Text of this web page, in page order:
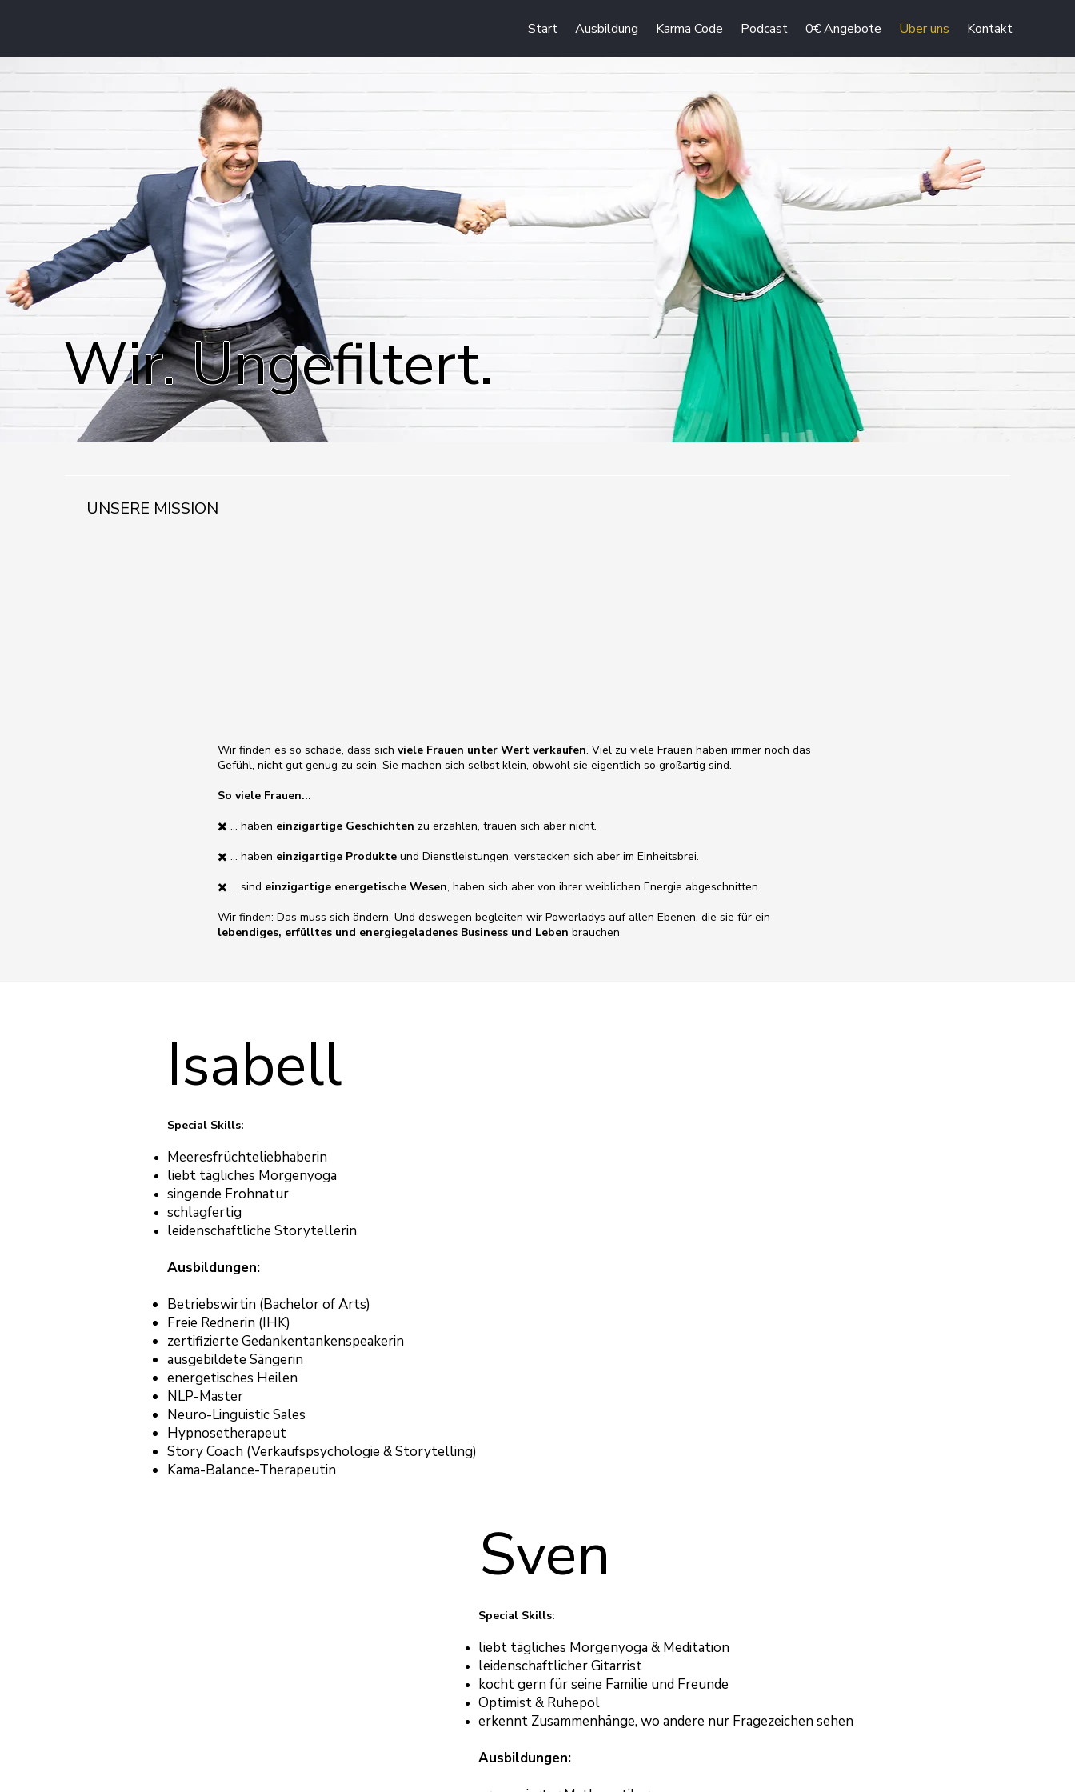
Start Ausbildung Karma Code Podcast 0€ Angebote Über uns Kontakt
Wir. Ungefiltert.
UNSERE MISSION
Wir finden es so schade, dass sichviele Frauen unter Wert verkaufen. Viel zu viele Frauen haben immer noch das
Gefühl, nicht gut genug zu sein. Sie machen sich selbst klein, obwohl sie eigentlich so großartig sind.
So viele Frauen...
✖️ ... haben einzigartige Geschichten zu erzählen, trauen sich aber nicht.
✖️ ... haben einzigartige Produkte und Dienstleistungen, verstecken sich aber im Einheitsbrei.
✖️ ... sind einzigartige energetische Wesen, haben sich aber von ihrer weiblichen Energie abgeschnitten.
Wir finden: Das muss sich ändern. Und deswegen begleiten wir Powerladys auf allen Ebenen, die sie für ein
lebendiges, erfülltes und energiegeladenes Business und Leben brauchen
Isabell
Special Skills:
Meeresfrüchteliebhaberin
liebt tägliches Morgenyoga
singende Frohnatur
schlagfertig
leidenschaftliche Storytellerin
Ausbildungen:
Betriebswirtin (Bachelor of Arts)
Freie Rednerin (IHK)
zertifizierte Gedankentankenspeakerin
ausgebildete Sängerin
energetisches Heilen
NLP-Master
Neuro-Linguistic Sales
Hypnosetherapeut
Story Coach (Verkaufspsychologie & Storytelling)
Kama-Balance-Therapeutin
Sven
Special Skills:
liebt tägliches Morgenyoga & Meditation
leidenschaftlicher Gitarrist
kocht gern für seine Familie und Freunde
Optimist & Ruhepol
erkennt Zusammenhänge, wo andere nur Fragezeichen sehen
Ausbildungen: